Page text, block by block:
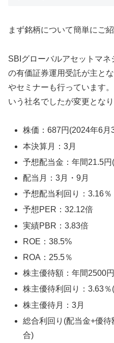
まず銘柄について簡単にご
SBIグローバルアセットマ
の有価証券運用受託が主と
やセミナーも行っています
いう社名でしたが変更となり
株価：687円(2024年6月
本決算月：3月
予想配当金：年間21.5
配当月：3月・9月
予想配当利回り：3.16％
予想PER：32.12倍
実績PBR：3.83倍
ROE：38.5%
ROA：25.5％
株主優待額：年間2500
株主優待利回り：3.63
株主優待月：3月
総合利回り(配当金+優
合)